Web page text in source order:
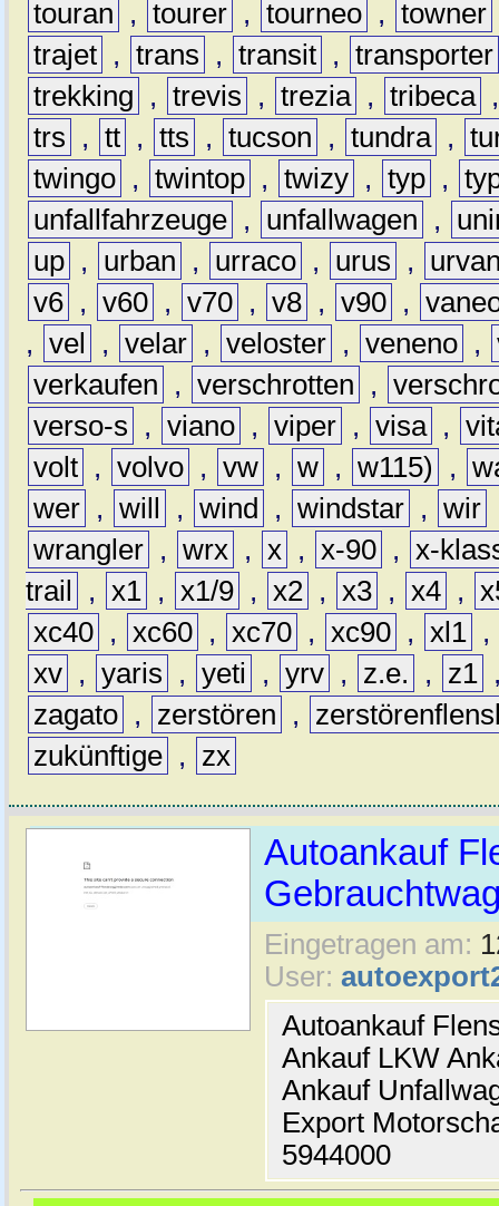
touran , tourer , tourneo , towner
trajet , trans , transit , transporter
trekking
, trevis , trezia , tribeca
trs
, tt , tts , tucson , tundra ,
twingo , twintop , twizy , typ ,
unfallfahrzeuge , unfallwagen ,
up , urban , urraco , urus ,
v6 , v60 , v70 , v8 , v90 ,
, vel , velar , veloster , veneno ,
verkaufen
, verschrotten ,
verso-s
, viano , viper , visa ,
volt , volvo , vw , w , w115) ,
wer , will , wind , windstar , wir
wrangler , wrx , x , x-90 , x-
trail
, x1 , x1/9 , x2 , x3 , x4 ,
xc40 , xc60 , xc70 , xc90 , xl1 ,
xv , yaris , yeti , yrv , z.e. , z1
zagato , zerstören ,
zukünftige , zx
Autoankauf
Eingetragen am:
User:
Autoankauf
Ankauf LKW
Ankauf
Export
5944000